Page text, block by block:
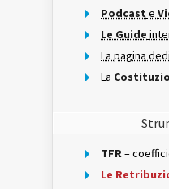
Podcast e
Le Guide
La pagina
La
TFR–
Le